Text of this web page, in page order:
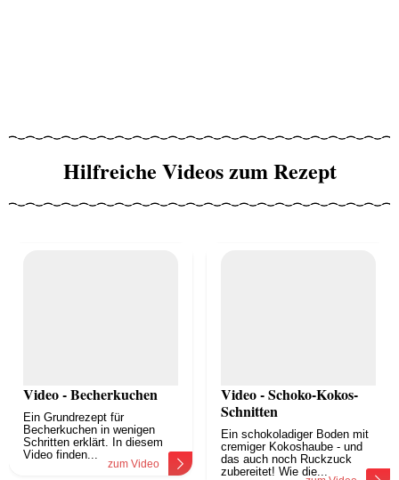
Hilfreiche Videos zum Rezept
Video - Becherkuchen
Ein Grundrezept für
Becherkuchen in wenigen
Schritten erklärt. In diesem
Video finden...
zum Video
Video - Schoko-Kokos-
Schnitten
Ein schokoladiger Boden mit
cremiger Kokoshaube - und
das auch noch Ruckzuck
zubereitet! Wie die...